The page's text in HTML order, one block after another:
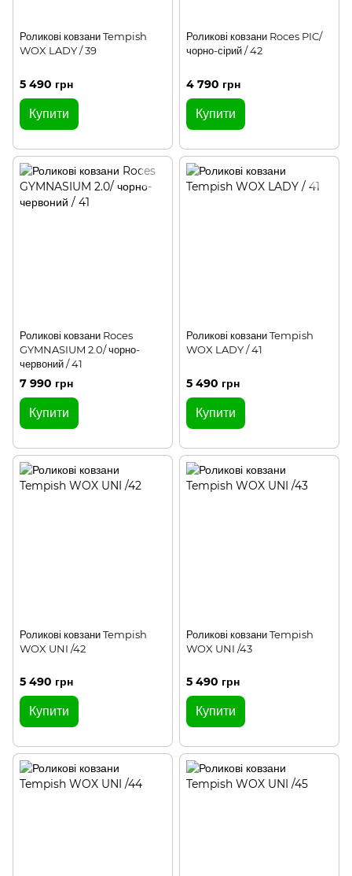
Роликові ковзани Tempish
WOX LADY / 39
5 490 грн
Купити
Роликові ковзани Roces PIC/
чорно-сірий / 42
4 790 грн
Купити
Роликові ковзани Roces
GYMNASIUM 2.0/ чорно-
червоний / 41
7 990 грн
Купити
Роликові ковзани Tempish
WOX LADY / 41
5 490 грн
Купити
Роликові ковзани Tempish
WOX UNI /42
5 490 грн
Купити
Роликові ковзани Tempish
WOX UNI /43
5 490 грн
Купити